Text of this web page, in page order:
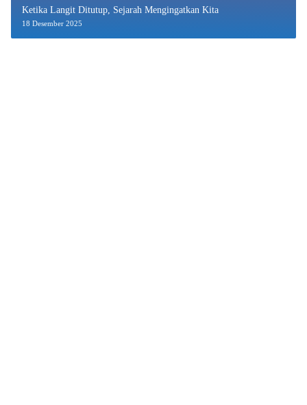
Ketika Langit Ditutup, Sejarah Mengingatkan Kita
18 Desember 2025